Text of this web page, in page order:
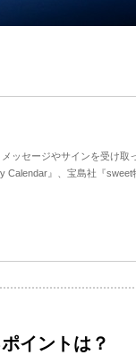
ッセージやサインを受け
』、宝島社『
イントは？